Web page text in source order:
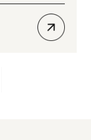
상
세